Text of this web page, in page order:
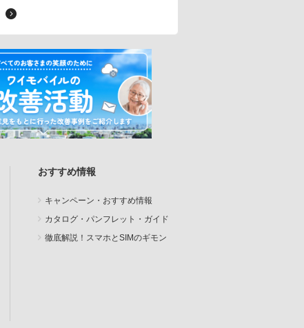
おすすめ情報
キャンペーン・おすすめ情報
カタログ・パンフレット・ガイド
徹底解説！スマホとSIMのギモン